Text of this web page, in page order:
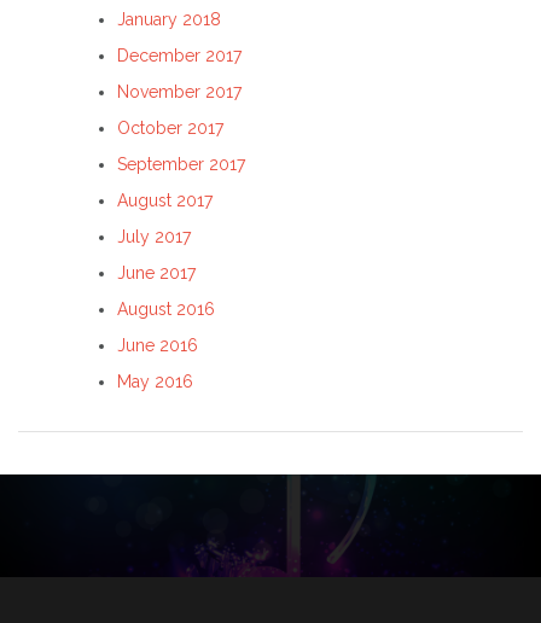
January 2018
December 2017
November 2017
October 2017
September 2017
August 2017
July 2017
June 2017
August 2016
June 2016
May 2016